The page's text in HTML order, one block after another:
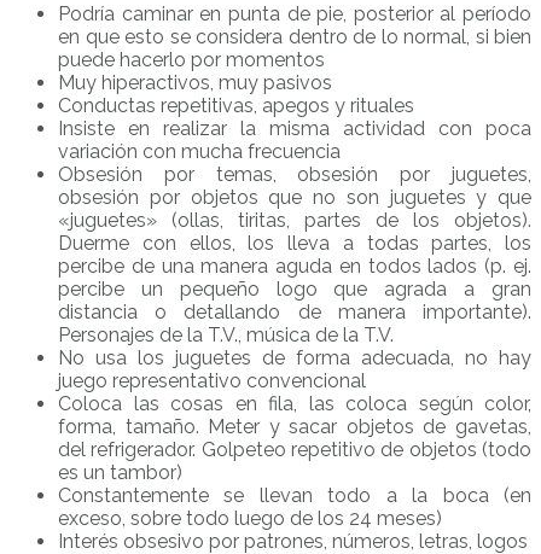
Podría caminar en punta de pie, posterior al período
en que esto se considera dentro de lo normal, si bien
puede hacerlo por momentos
Muy hiperactivos, muy pasivos
Conductas repetitivas, apegos y rituales
Insiste en realizar la misma actividad con poca
variación con mucha frecuencia
Obsesión por temas, obsesión por juguetes,
obsesión por objetos que no son juguetes y que
«juguetes» (ollas, tiritas, partes de los objetos).
Duerme con ellos, los lleva a todas partes, los
percibe de una manera aguda en todos lados (p. ej.
percibe un pequeño logo que agrada a gran
distancia o detallando de manera importante).
Personajes de la T.V., música de la T.V.
No usa los juguetes de forma adecuada, no hay
juego representativo convencional
Coloca las cosas en fila, las coloca según color,
forma, tamaño. Meter y sacar objetos de gavetas,
del refrigerador. Golpeteo repetitivo de objetos (todo
es un tambor)
Constantemente se llevan todo a la boca (en
exceso, sobre todo luego de los 24 meses)
Interés obsesivo por patrones, números, letras, logos